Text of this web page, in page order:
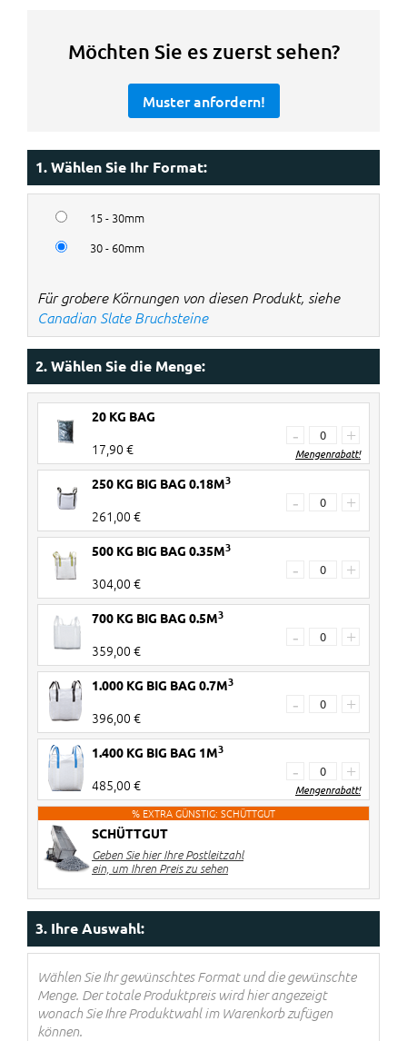
Möchten Sie es zuerst sehen?
Muster anfordern!
1. Wählen Sie Ihr Format:
15 - 30mm
30 - 60mm
Für grobere Körnungen von diesen Produkt, siehe
Canadian Slate Bruchsteine
2. Wählen Sie die Menge:
20 KG BAG
17,90 €
- +
Mengenrabatt!
€ 3 Rabatt pro 20KG Bag
60+ Stück
verrechnet!
250 KG BIG BAG 0.18M3
261,00 €
- +
500 KG BIG BAG 0.35M3
304,00 €
- +
700 KG BIG BAG 0.5M3
359,00 €
- +
1.000 KG BIG BAG 0.7M3
396,00 €
- +
1.400 KG BIG BAG 1M3
485,00 €
- +
Mengenrabatt!
2 Stück
3-4 Stück
€ 40 Rabatt pro Big Bag
5> Stück
€ 60 Rabatt pro Big Bag
Rabatte werden im Warenkorb
% EXTRA GÜNSTIG: SCHÜTTGUT
SCHÜTTGUT
Geben Sie hier Ihre Postleitzahl
ein, um Ihren Preis zu sehen
3. Ihre Auswahl:
Wählen Sie Ihr gewünschtes Format und die gewünschte
Menge. Der totale Produktpreis wird hier angezeigt
wonach Sie Ihre Produktwahl im Warenkorb zufügen
können.